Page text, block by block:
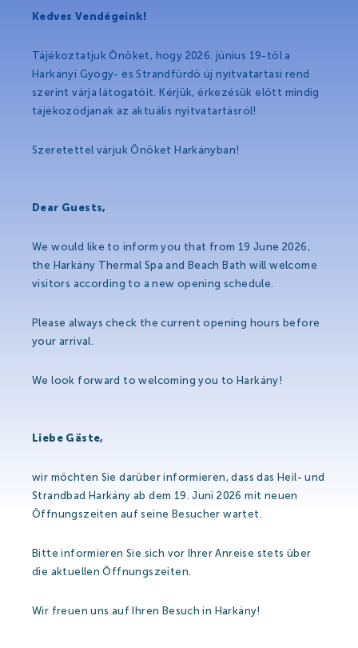
Galéria
Rólunk mondták
Gyógyfürdő
Gyógyvíz
Harka Vízivilág
Gyógykezelések
Szaunavilág
Wellness és spa
Harkányi Thermal kozmetikumok
Orvosi kutatások
Strandfürdő
Kedves Vendégeink!
Tájékoztatjuk Önöket, hogy 2026. június 19-től a
Harkányi Gyógy- és Strandfürdő új nyitvatartási rend
szerint várja látogatóit. Kérjük, érkezésük előtt mindig
tájékozódjanak az aktuális nyitvatartásról!
Szeretettel várjuk Önöket Harkányban!
Dear Guests,
We would like to inform you that from 19 June 2026,
the Harkány Thermal Spa and Beach Bath will welcome
visitors according to a new opening schedule.
Please always check the current opening hours before
your arrival.
We look forward to welcoming you to Harkány!
Liebe Gäste,
wir möchten Sie darüber informieren, dass das Heil- und
Strandbad Harkány ab dem 19. Juni 2026 mit neuen
Öffnungszeiten auf seine Besucher wartet.
Bitte informieren Sie sich vor Ihrer Anreise stets über
die aktuellen Öffnungszeiten.
Wir freuen uns auf Ihren Besuch in Harkány!